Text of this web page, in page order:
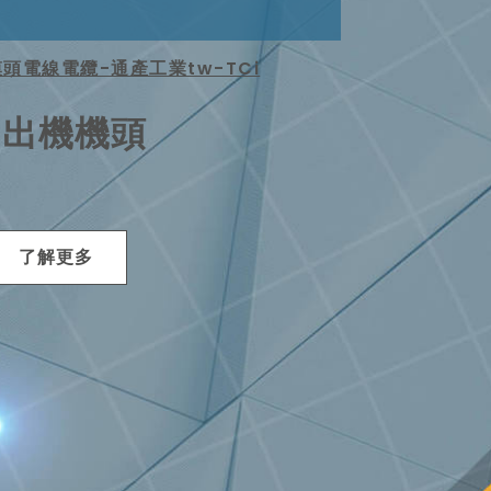
機機頭
了解更多